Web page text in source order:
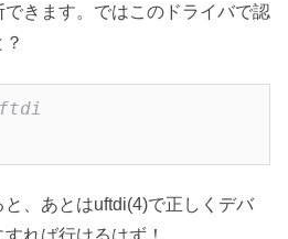
きます。ではこのドライバで認
、あとはuftdi(4)で正しくデバ